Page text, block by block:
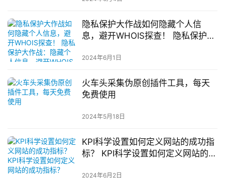
隐私保护大作战如何隐藏个人信
息，避开WHOIS探查！ 隐私保护大
探查
2024年6月1日
火车头采集伪原创插件工具，每天
免费使用
2024年5月18日
KPI科学设置如何定义网站的成功指
标？ KPI科学设置如何定义网站的成
2024年6月2日